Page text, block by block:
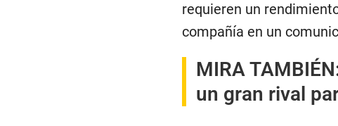
requieren un
compañía en un
MIRA
un gran rival